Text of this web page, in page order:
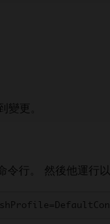
更。
行。 然後他運行以